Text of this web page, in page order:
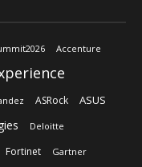
Accenture
ASRock ASUS
Deloitte
Fortinet Gartner